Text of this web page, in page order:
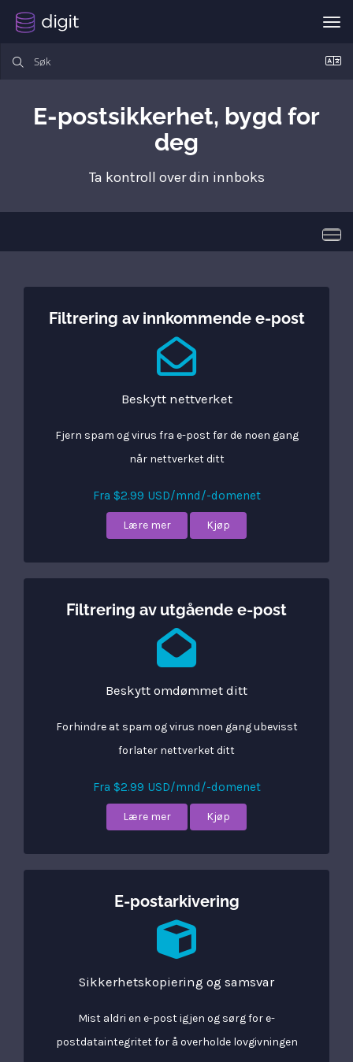
E-postsikkerhet, bygd for
deg
Ta kontroll over din innboks
Filtrering av innkommende e-post
Beskytt nettverket
Fjern spam og virus fra e-post før de noen gang
når nettverket ditt
Fra $2.99 USD/mnd/-domenet
Lære mer Kjøp
Filtrering av utgående e-post
Beskytt omdømmet ditt
Forhindre at spam og virus noen gang ubevisst
forlater nettverket ditt
Fra $2.99 USD/mnd/-domenet
Lære mer Kjøp
E-postarkivering
Sikkerhetskopiering og samsvar
Mist aldri en e-post igjen og sørg for e-
postdataintegritet for å overholde lovgivningen